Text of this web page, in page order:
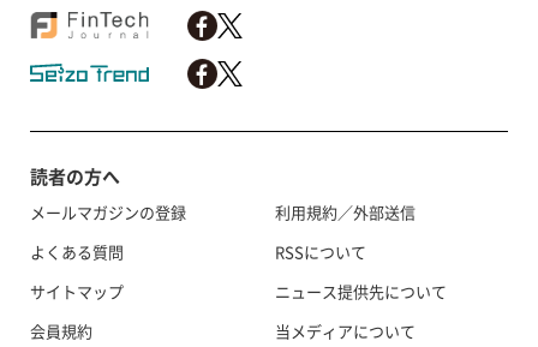
読者の方へ
メールマガジンの登録
よくある質問
サイトマップ
会員規約
利用規約／外部送信
RSSについて
ニュース提供先について
当メディアについて